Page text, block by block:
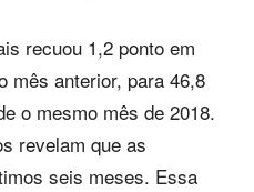
recuou 1,2 ponto em
mês anterior, para 46,8
o mesmo mês de 2018.
revelam que as
seis meses. Essa